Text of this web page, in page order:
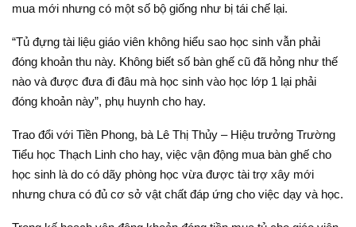
mua mới nhưng có một số bộ giống như bị tái chế lại.
“Tủ đựng tài liệu giáo viên không hiểu sao học sinh vẫn phải
đóng khoản thu này. Không biết số bàn ghế cũ đã hỏng như thế
nào và được đưa đi đâu mà học sinh vào học lớp 1 lại phải
đóng khoản này”, phụ huynh cho hay.
Trao đổi với Tiền Phong, bà Lê Thị Thủy – Hiệu trưởng Trường
Tiểu học Thạch Linh cho hay, việc vận động mua bàn ghế cho
học sinh là do có dãy phòng học vừa được tài trợ xây mới
nhưng chưa có đủ cơ sở vật chất đáp ứng cho việc dạy và học.